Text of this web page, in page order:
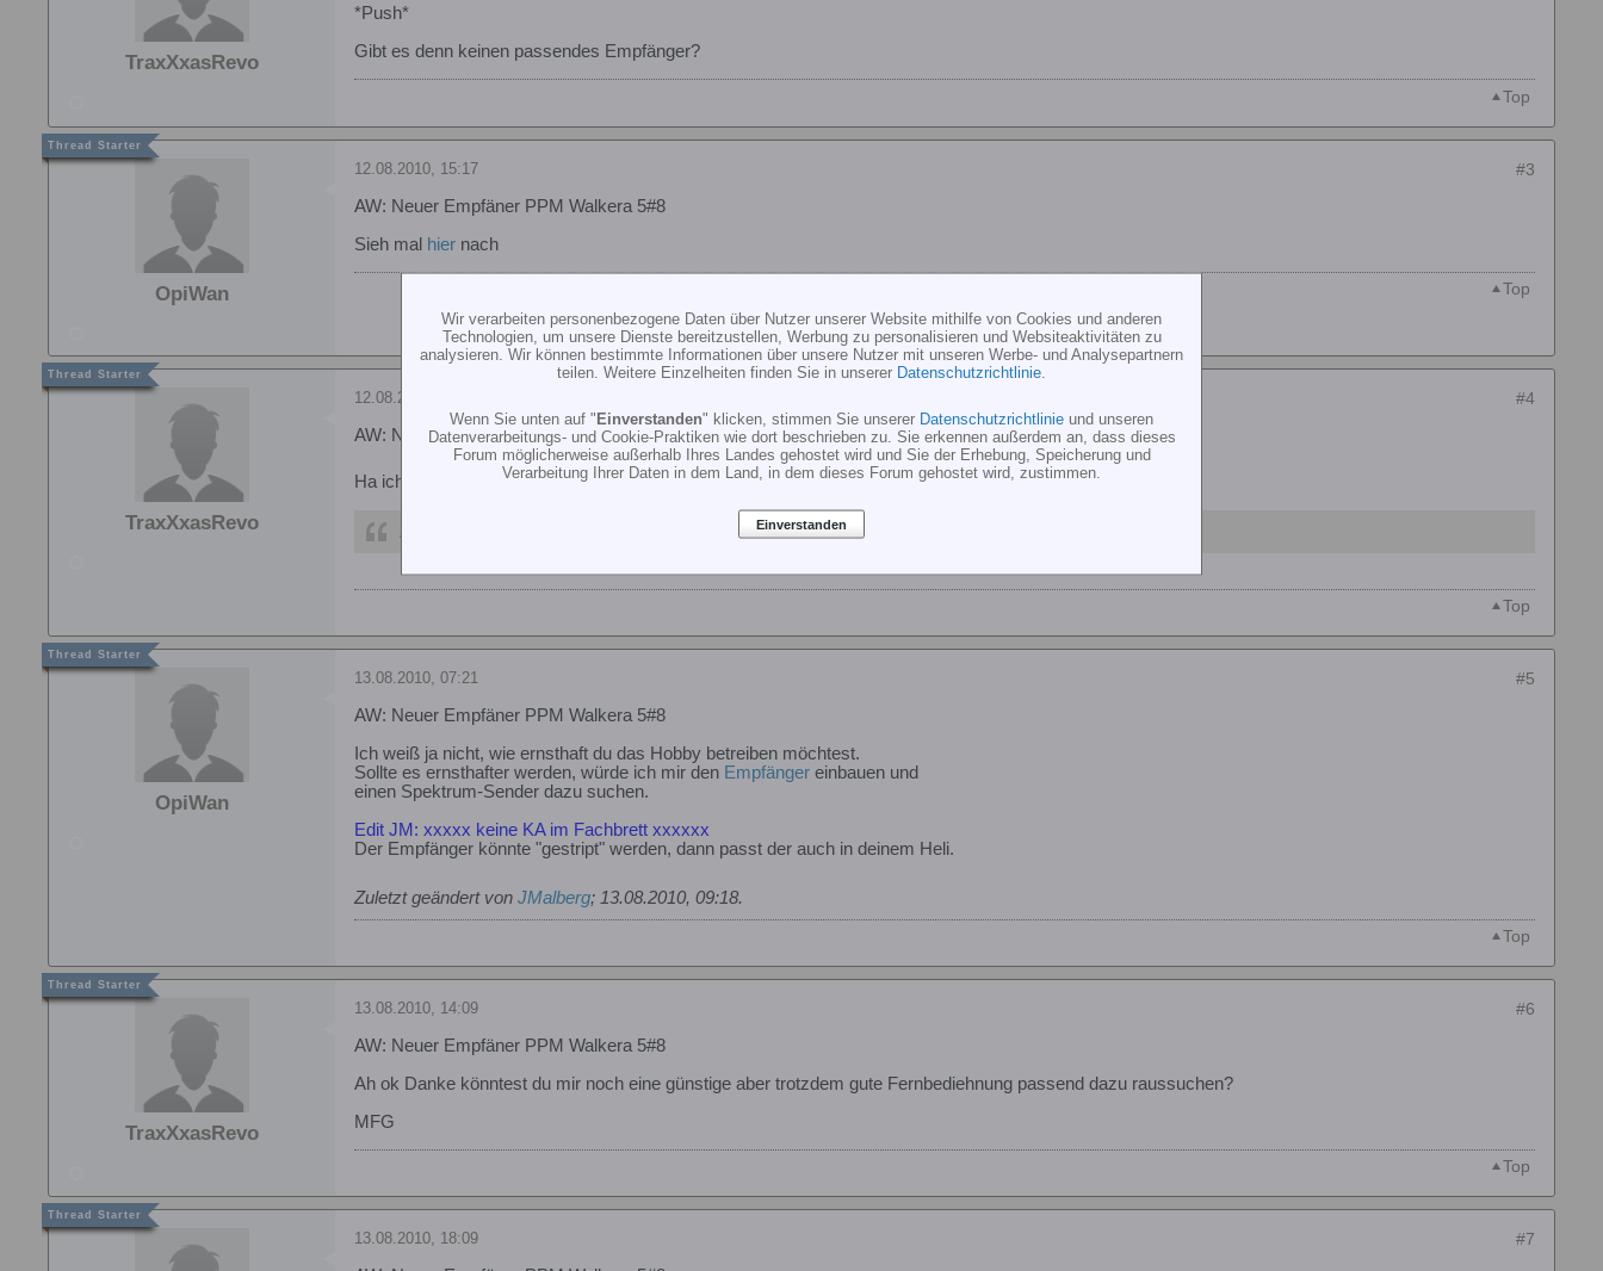
TraxXxasRevo
*Push*
Gibt es denn keinen passendes Empfänger?
Top
OpiWan
#3
12.08.2010, 15:17
AW: Neuer Empfäner PPM Walkera 5#8
Sieh mal hier nach
Top
TraxXxasRevo
#4
12.08.2010, 15:35
AW: Neuer Empfäner PPM Walkera 5#8
Ha ich auch schon gesehen
Lieferzeit: Artikel leider ausverkauft
Top
OpiWan
#5
13.08.2010, 07:21
AW: Neuer Empfäner PPM Walkera 5#8
Ich weiß ja nicht, wie ernsthaft du das Hobby betreiben möchtest.
Sollte es ernsthafter werden, würde ich mir den Empfänger einbauen und
einen Spektrum-Sender dazu suchen.
Edit JM: xxxxx keine KA im Fachbrett xxxxxx
Der Empfänger könnte "gestript" werden, dann passt der auch in deinem Heli.
Zuletzt geändert von JMalberg; 13.08.2010, 09:18.
Top
TraxXxasRevo
#6
13.08.2010, 14:09
AW: Neuer Empfäner PPM Walkera 5#8
Ah ok Danke könntest du mir noch eine günstige aber trotzdem gute Fernbediehnung passend dazu raussuchen?
MFG
Top
#7
13.08.2010, 18:09
Wir verarbeiten personenbezogene Daten über Nutzer unserer Website mithilfe von Cookies und anderen
Technologien, um unsere Dienste bereitzustellen, Werbung zu personalisieren und Websiteaktivitäten zu
analysieren. Wir können bestimmte Informationen über unsere Nutzer mit unseren Werbe- und Analysepartnern
teilen. Weitere Einzelheiten finden Sie in unserer Datenschutzrichtlinie
Wenn Sie unten auf "Einverstanden" klicken, stimmen Sie unserer Datenschutzrichtlinie und unseren
Datenverarbeitungs- und Cookie-Praktiken wie dort beschrieben zu. Sie erkennen außerdem an, dass dieses
Forum möglicherweise außerhalb Ihres Landes gehostet wird und Sie der Erhebung, Speicherung und
Verarbeitung Ihrer Daten in dem Land, in dem dieses Forum gehostet wird, zustimmen.
Einverstanden